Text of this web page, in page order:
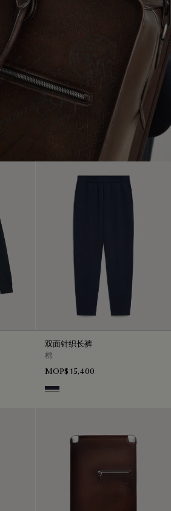
双面针织长裤
棉
MOP$ 15,400
Cold Night Blue